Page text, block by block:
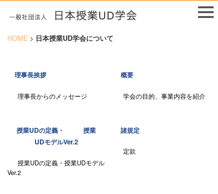
HOME > 日本授業UD学会について
理事長挨拶
理事長からのメッセージ
概要
学会の目的、事業内容を紹介
授業UDの定義・ 授業
UDモデルVer.2
授業UDの定義・授業UDモデル
Ver.2
諸規定
定款